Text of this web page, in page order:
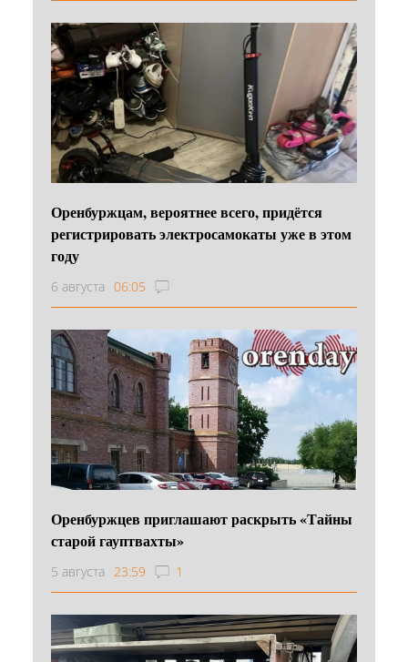
Оренбуржцам, вероятнее всего, придётся
регистрировать электросамокаты уже в этом
году
6 августа 06:05
Оренбуржцев приглашают раскрыть «Тайны
старой гауптвахты»
5 августа 23:59 1